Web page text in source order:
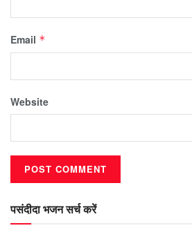
Email *
Website
पसंदीदा भजन सर्च करें